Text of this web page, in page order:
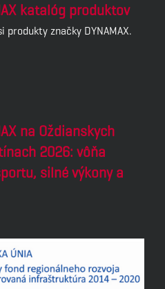
katalóg produktov
produkty značky DYNAMAX.
na Oždianskych
2026: vôňa
silné výkony a